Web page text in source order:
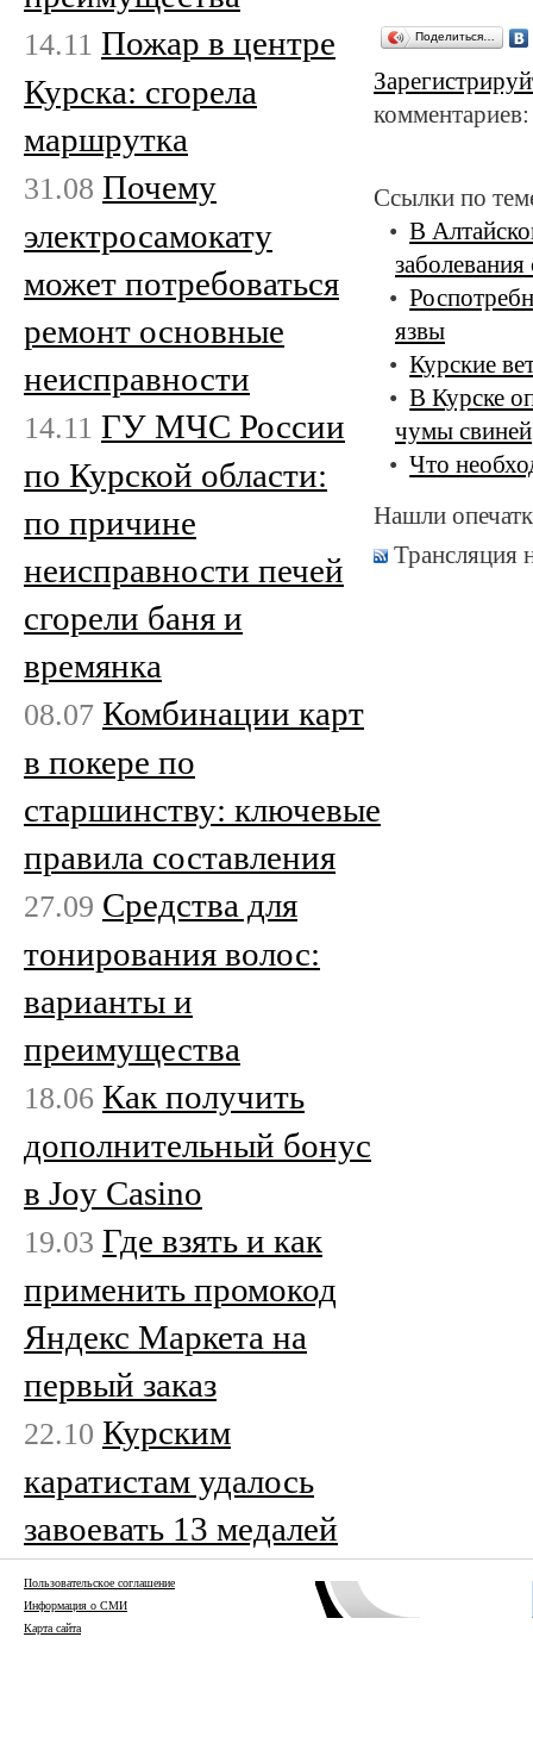
Поделиться…
Ссылки по
В
язвы
Курские
В Курске
чумы свиней
Что
Нашли
Трансляция
14.11 Пожар в центре
Курска: сгорела
маршрутка
31.08 Почему
электросамокату
может потребоваться
ремонт основные
неисправности
14.11 ГУ МЧС России
по Курской области:
по причине
неисправности печей
сгорели баня и
времянка
08.07 Комбинации карт
в покере по
старшинству: ключевые
правила составления
27.09 Средства для
тонирования волос:
варианты и
преимущества
18.06 Как получить
дополнительный бонус
в Joy Casino
19.03 Где взять и как
применить промокод
Яндекс Маркета на
первый заказ
22.10 Курским
каратистам удалось
завоевать 13 медалей
Пользовательское соглашение
Информация о СМИ
Карта сайта